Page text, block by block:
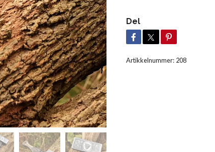
Del
Artikkelnummer: 208